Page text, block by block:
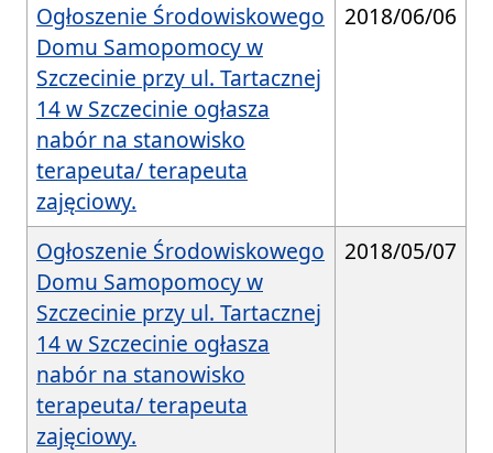
Ogłoszenie Środowiskowego
Domu Samopomocy w
Szczecinie przy ul. Tartacznej
14 w Szczecinie ogłasza
nabór na stanowisko
terapeuta/ terapeuta
zajęciowy.
2018/06/06
Ogłoszenie Środowiskowego
Domu Samopomocy w
Szczecinie przy ul. Tartacznej
14 w Szczecinie ogłasza
nabór na stanowisko
terapeuta/ terapeuta
zajęciowy.
2018/05/07